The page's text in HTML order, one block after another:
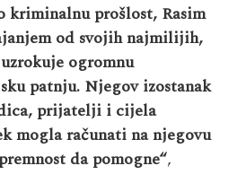
kriminalnu prošlost, Rasim
od svojih najmilijih,
ogromnu
patnju. Njegov izostanak
prijatelji i cijela
mogla računati na njegovu
da pomogne“,